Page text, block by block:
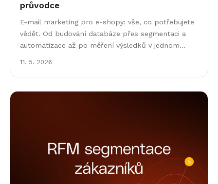
průvodce
E-mail marketing pro e-shopy: vše, co potřebujete
vědět. Od budování databáze přes segmentaci a
automatizace až po měření výsledků v jednom
11. 5. 2026